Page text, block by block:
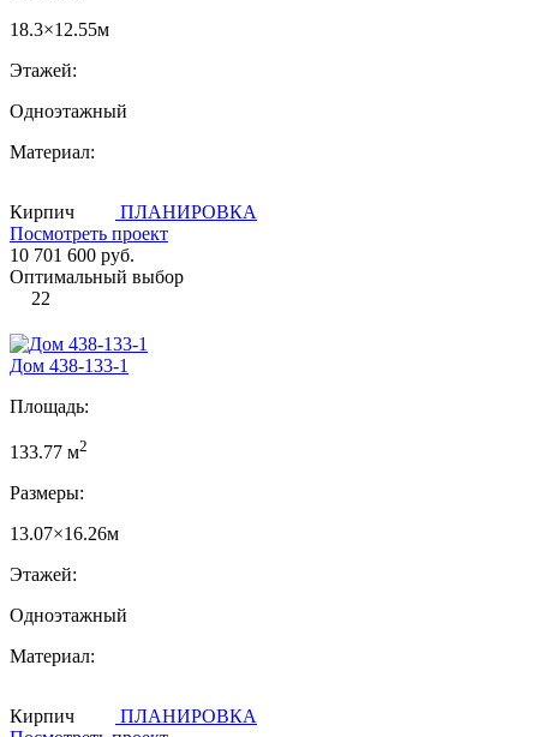
18.3×12.55м
Этажей:
Одноэтажный
Материал:
Кирпич
ПЛАНИРОВКА
Посмотреть проект
10 701 600 руб.
Оптимальный выбор
22
Дом 438-133-1
Площадь:
133.77 м2
Размеры:
13.07×16.26м
Этажей:
Одноэтажный
Материал:
Кирпич
ПЛАНИРОВКА